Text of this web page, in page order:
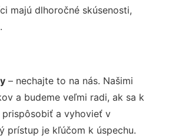
majú dlhoročné skúsenosti,
– nechajte to na nás. Našimi
a budeme veľmi radi, ak sa k
prispôsobiť a vyhovieť v
prístup je kľúčom k úspechu.